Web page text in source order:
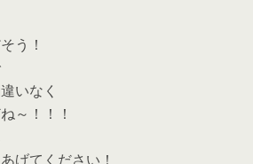
う！
いなく
～！！！
げてください！